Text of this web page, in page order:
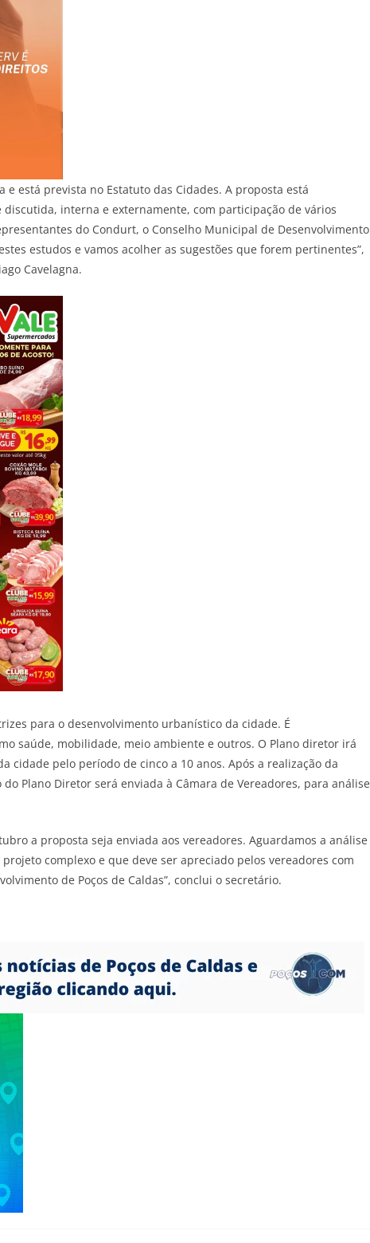
está prevista no Estatuto das Cidades. A proposta está
interna e externamente, com participação de vários
do Condurt, o Conselho Municipal de Desenvolvimento
estudos e vamos acolher as sugestões que forem pertinentes”,
Cavelagna.
para o desenvolvimento urbanístico da cidade. É
saúde, mobilidade, meio ambiente e outros. O Plano diretor irá
cidade pelo período de cinco a 10 anos. Após a realização da
Plano Diretor será enviada à Câmara de Vereadores, para análise
a proposta seja enviada aos vereadores. Aguardamos a análise
complexo e que deve ser apreciado pelos vereadores com
de Poços de Caldas”, conclui o secretário.